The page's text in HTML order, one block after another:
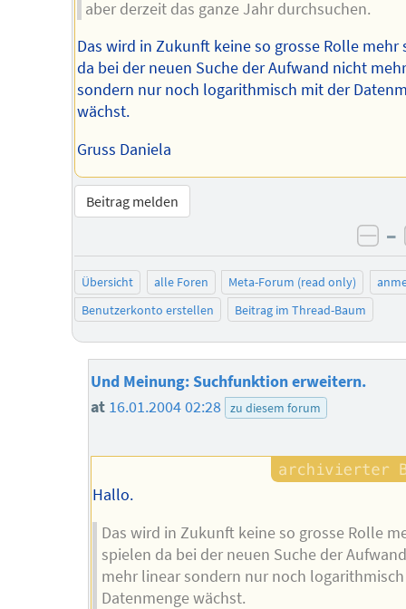
aber derzeit das ganze Jahr durchsuchen.
Das wird in Zukunft keine so grosse Rolle mehr
da bei der neuen Suche der Aufwand nicht
sondern nur noch logarithmisch mit der
wächst.
Gruss Daniela
Beitrag melden
–
Übersicht alle Foren Meta-Forum (read only)
Benutzerkonto erstellen
Beitrag im Thread-Baum
Und Meinung: Suchfunktion erweitern.
at 16.01.2004 02:28 zu diesem forum
Hallo.
Das wird in Zukunft keine so grosse Rolle
spielen da bei der neuen Suche der
mehr linear sondern nur noch
Datenmenge wächst.